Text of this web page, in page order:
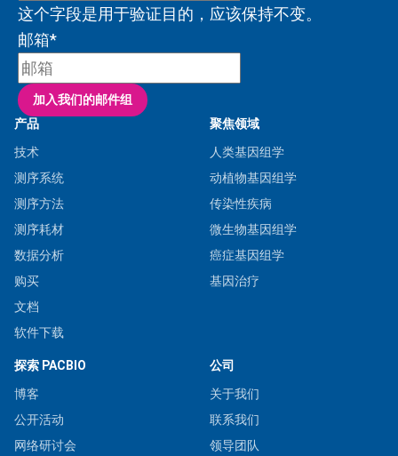
这个字段是用于验证目的，应该保持不变。
邮箱*
加入我们的邮件组
产品
技术
测序系统
测序方法
测序耗材
数据分析
购买
文档
软件下载
聚焦领域
人类基因组学
动植物基因组学
传染性疾病
微生物基因组学
癌症基因组学
基因治疗
探索 PACBIO
博客
公开活动
网络研讨会
公司
关于我们
联系我们
领导团队